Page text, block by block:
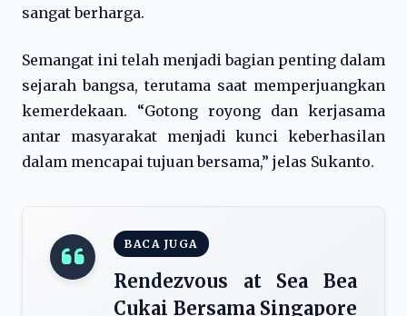
sangat berharga.
Semangat ini telah menjadi bagian penting dalam
sejarah bangsa, terutama saat memperjuangkan
kemerdekaan. “Gotong royong dan kerjasama
antar masyarakat menjadi kunci keberhasilan
dalam mencapai tujuan bersama,” jelas Sukanto.
BACA JUGA
Rendezvous at Sea Bea
Cukai Bersama Singapore